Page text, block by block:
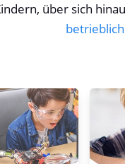
über sich